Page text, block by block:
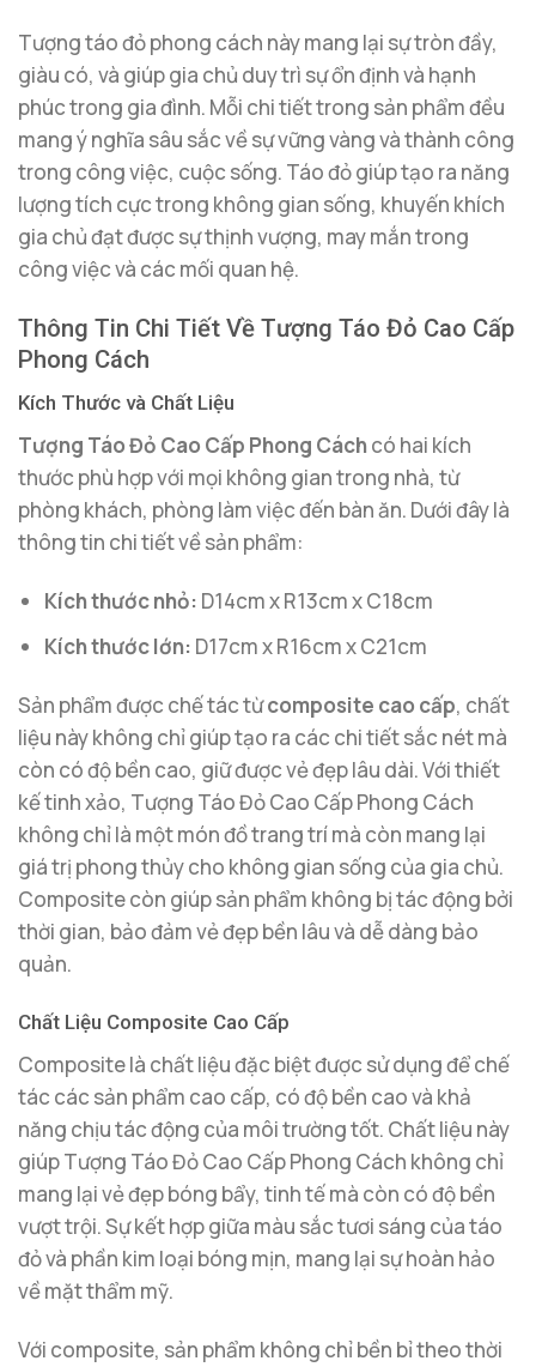
Tượng táo đỏ phong cách này mang lại sự tròn đầy,
giàu có, và giúp gia chủ duy trì sự ổn định và hạnh
phúc trong gia đình. Mỗi chi tiết trong sản phẩm đều
mang ý nghĩa sâu sắc về sự vững vàng và thành công
trong công việc, cuộc sống. Táo đỏ giúp tạo ra năng
lượng tích cực trong không gian sống, khuyến khích
gia chủ đạt được sự thịnh vượng, may mắn trong
công việc và các mối quan hệ.
Thông Tin Chi Tiết Về Tượng Táo Đỏ Cao Cấp
Phong Cách
Kích Thước và Chất Liệu
Tượng Táo Đỏ Cao Cấp Phong Cáchcó hai kích
thước phù hợp với mọi không gian trong nhà, từ
phòng khách, phòng làm việc đến bàn ăn. Dưới đây là
thông tin chi tiết về sản phẩm:
Kích thước nhỏ: D14cm x R13cm x C18cm
Kích thước lớn: D17cm x R16cm x C21cm
Sản phẩm được chế tác từcomposite cao cấp, chất
liệu này không chỉ giúp tạo ra các chi tiết sắc nét mà
còn có độ bền cao, giữ được vẻ đẹp lâu dài. Với thiết
kế tinh xảo, Tượng Táo Đỏ Cao Cấp Phong Cách
không chỉ là một món đồ trang trí mà còn mang lại
giá trị phong thủy cho không gian sống của gia chủ.
Composite còn giúp sản phẩm không bị tác động bởi
thời gian, bảo đảm vẻ đẹp bền lâu và dễ dàng bảo
quản.
Chất Liệu Composite Cao Cấp
Composite là chất liệu đặc biệt được sử dụng để chế
tác các sản phẩm cao cấp, có độ bền cao và khả
năng chịu tác động của môi trường tốt. Chất liệu này
giúp Tượng Táo Đỏ Cao Cấp Phong Cách không chỉ
mang lại vẻ đẹp bóng bẩy, tinh tế mà còn có độ bền
vượt trội. Sự kết hợp giữa màu sắc tươi sáng của táo
đỏ và phần kim loại bóng mịn, mang lại sự hoàn hảo
về mặt thẩm mỹ.
Với composite, sản phẩm không chỉ bền bỉ theo thời